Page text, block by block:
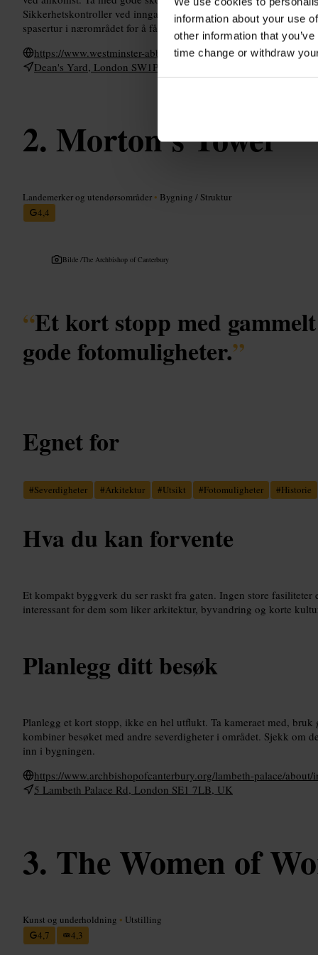
information about your use
other information that
time change or withdraw
Sikkerhetskontroller ved inngangen gjør at det kan være kø på
spasertur i nærområdet for å få mer kontekst rundt byggets plass i
https://www.westminster-abbey.org/
Dean's Yard, London SW1P 3PA, UK
Morton's Tower
Landemerker og utendørsområder • Bygning / Struktur
4,4
Bilde /The Archbishop of Canterbury
“Et kort stopp med
gode fotomuligheter.”
Egnet for
#Severdigheter #Arkitektur #Utsikt #Fotomuligheter #Historie
Hva du kan forvente
Et kompakt byggverk du ser raskt fra gaten. Ingen store
interessant for dem som liker arkitektur, byvandring og korte
Planlegg ditt besøk
Planlegg et kort stopp, ikke en hel utflukt. Ta kameraet med,
kombiner besøket med andre severdigheter i området. Sjekk om
inn i bygningen.
https://www.archbishopofcanterbury.org/lambeth-palace/about/
5 Lambeth Palace Rd, London SE1 7LB, UK
The Women of
Kunst og underholdning • Utstilling
4,7
4,3